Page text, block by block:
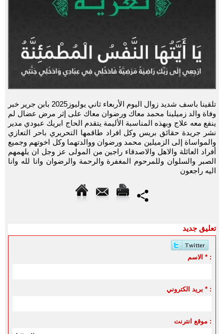
تلقينا باسف شديد زوال اليوم الأربعاء ثاني يوليوز2025 بابن جرير خبر
وفاة والد زميلينا محمد معاك ورضوان معاك على إثر مرض عضال لم
ينفع معه علاج وبهذه المناسبة الأليمة يتقدم الحاج ابريك عبودي مدير
نشر جريدة حقائق بريس وكل افراد طاقمها التحريري باحر التعازي
والمواساة إلى الزميلين محمد ورضوان ووالدتهما وكل اخوتهم وجميع
أفراد العائلة والاهل والاصدقاء راجين من المولى عز وجل ان يلهمهم
الصبر والسلوان وللمرحوم المغفرة والرحمة والرضوان وانا لله وانا
اليه راجعون
تعليق جديد
الاسم * :
بريد الكتروني * :
موقع انترنت :